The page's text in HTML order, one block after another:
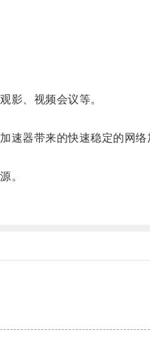
影、视频会议等。
器带来的快速稳定的网络
。